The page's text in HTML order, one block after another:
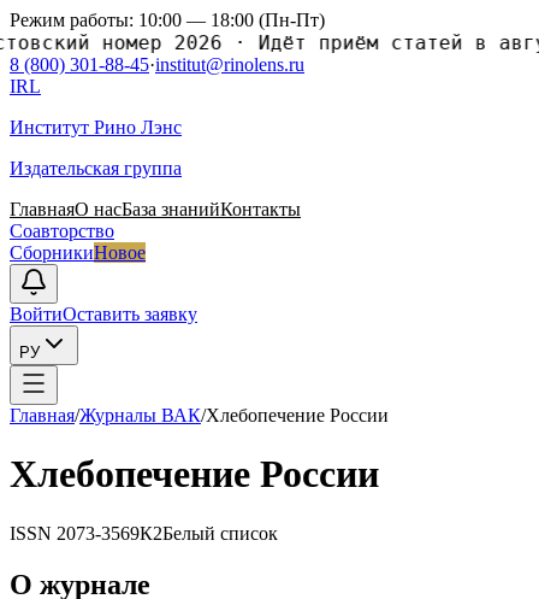
Режим работы: 10:00 — 18:00 (Пн-Пт)
номер 2026·Идёт приём статей в
8 (800) 301-88-45·institut@rinolens.ru
IRL
Институт Рино Лэнс
Издательская группа
ГлавнаяО насБаза знанийКонтакты
Соавторство
СборникиНовое
ВойтиОставить заявку
РУ
Главная/Журналы ВАК/Xлебопечение России
Xлебопечение России
ISSN 2073-3569К2Белый список
О журнале